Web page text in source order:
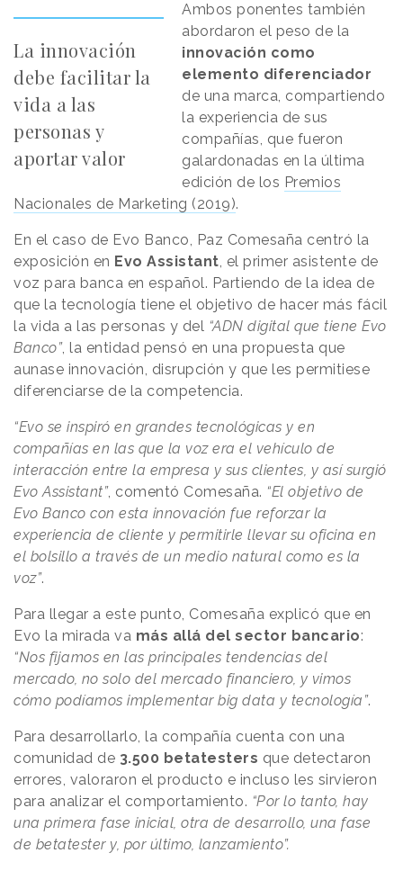
La innovación
debe facilitar la
vida a las
personas y
aportar valor
Ambos ponentes también
abordaron el peso de la
innovación como
elemento diferenciador
de una marca, compartiendo
la experiencia de sus
compañías, que fueron
galardonadas en la última
edición de los Premios
Nacionales de Marketing (2019).
En el caso de Evo Banco, Paz Comesaña centró la
exposición en Evo Assistant, el primer asistente de
voz para banca en español. Partiendo de la idea de
que la tecnología tiene el objetivo de hacer más fácil
la vida a las personas y del “ADN digital que tiene Evo
Banco”, la entidad pensó en una propuesta que
aunase innovación, disrupción y que les permitiese
diferenciarse de la competencia.
“Evo se inspiró en grandes tecnológicas y en
compañías en las que la voz era el vehículo de
interacción entre la empresa y sus clientes, y así surgió
Evo Assistant”, comentó Comesaña. “El objetivo de
Evo Banco con esta innovación fue reforzar la
experiencia de cliente y permitirle llevar su oficina en
el bolsillo a través de un medio natural como es la
voz”.
Para llegar a este punto, Comesaña explicó que en
Evo la mirada va más allá del sector bancario:
“Nos fijamos en las principales tendencias del
mercado, no solo del mercado financiero, y vimos
cómo podíamos implementar big data y tecnología”.
Para desarrollarlo, la compañía cuenta con una
comunidad de 3.500 betatesters que detectaron
errores, valoraron el producto e incluso les sirvieron
para analizar el comportamiento. “Por lo tanto, hay
una primera fase inicial, otra de desarrollo, una fase
de betatester y, por último, lanzamiento”.